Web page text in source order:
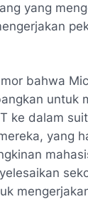
yang
bahwa
untuk
ke dalam
yang